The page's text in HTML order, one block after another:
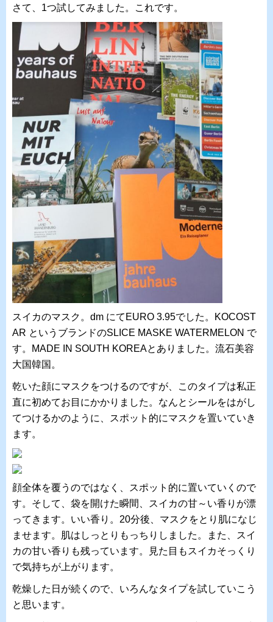
さて、1つ試してみました。これです。
スイカのマスク。dm にてEURO 3.95でした。KOCOST
AR というブランドのSLICE MASKE WATERMELON で
す。MADE IN SOUTH KOREAとありました。流石美容
大国韓国。
乾いた顔にマスクをつけるのですが、このタイプは私正
直に初めてお目にかかりました。なんとシールをはがし
てつけるかのように、スポット的にマスクを置いていき
ます。
顔全体を覆うのではなく、スポット的に置いていくので
す。そして、袋を開けた瞬間、スイカの甘～い香りが漂
ってきます。いい香り。20分後、マスクをとり肌になじ
ませます。肌はしっとりもっちりしました。また、スイ
カの甘い香りも残っています。見た目もスイカそっくり
で気持ちが上がります。
乾燥した日が続くので、いろんなタイプを試していこう
と思います。